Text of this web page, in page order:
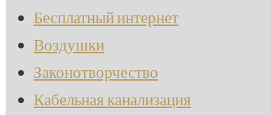
Бесплатный интернет
Воздушки
Законотворчество
Кабельная канализация